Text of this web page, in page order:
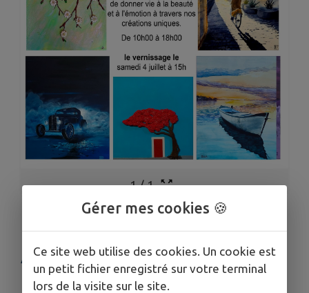
1/1
EXPOSITION À LA GALERIE
AGOSTA : GEORGE ET HANNA
ROUGE
Gérer mes cookies 🍪
Ce site web utilise des cookies. Un cookie est
un petit fichier enregistré sur votre terminal
lors de la visite sur le site.